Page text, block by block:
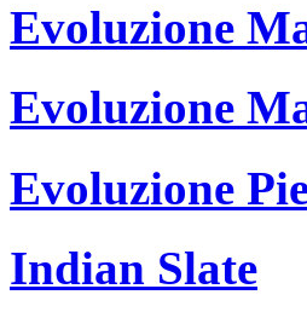
Evoluzione
Evoluzione
Evoluzione
Indian Slate